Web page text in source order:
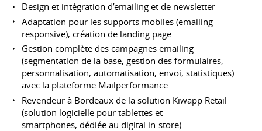
Design et intégration d’emailing et de newsletter
Adaptation pour les supports mobiles (emailing
responsive), création de landing page
Gestion complète des campagnes emailing
(segmentation de la base, gestion des formulaires,
personnalisation, automatisation, envoi, statistiques)
avec la plateforme Mailperformance .
Revendeur à Bordeaux de la solution Kiwapp Retail
(solution logicielle pour tablettes et
smartphones, dédiée au digital in-store)